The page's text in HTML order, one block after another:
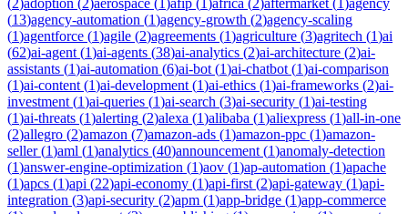
(13)agency-automation (1)agency-growth (2)agency-scaling
(1)agentforce (1)agile (2)agreements (1)agriculture (3)agritech (1)ai
(62)ai-agent (1)ai-agents (38)ai-analytics (2)ai-architecture (2)ai-
assistants (1)ai-automation (6)ai-bot (1)ai-chatbot (1)ai-comparison
(1)ai-content (1)ai-development (1)ai-ethics (1)ai-frameworks (2)ai-
investment (1)ai-queries (1)ai-search (3)ai-security (1)ai-testing
(1)ai-threats (1)alerting (2)alexa (1)alibaba (1)aliexpress (1)all-in-one
(2)allegro (2)amazon (7)amazon-ads (1)amazon-ppc (1)amazon-
seller(1)aml (1)analytics (40)announcement (1)anomaly-detection
(1)answer-engine-optimization (1)aov (1)ap-automation (1)apache
(1)apcs (1)api (22)api-economy (1)api-first (2)api-gateway (1)api-
integration (3)api-security (2)apm (1)app-bridge (1)app-commerce